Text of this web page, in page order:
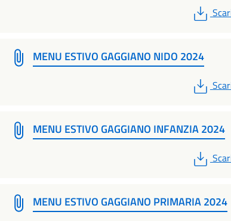
PDF
MENU ESTIVO GAGGIANO NIDO 2024
PDF
MENU ESTIVO GAGGIANO INFANZIA 2024
PDF
MENU ESTIVO GAGGIANO PRIMARIA 2024